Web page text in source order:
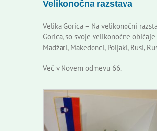
Velikonočna razstava
Velika Gorica – Na velikonočni
Gorica, so svoje velikonočne
Madžari, Makedonci, Poljaki, Rusi,
Več v Novem odmevu 66.